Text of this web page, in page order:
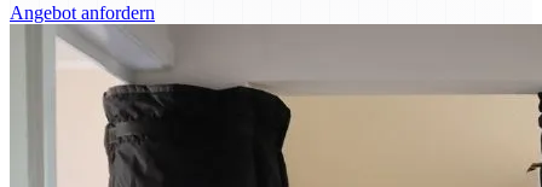
Angebot anfordern